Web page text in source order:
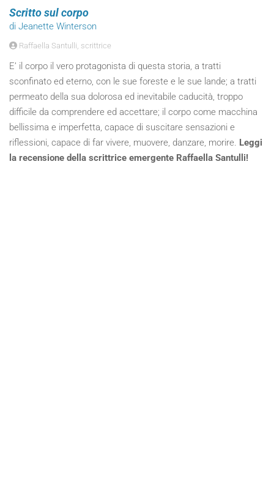
Scritto sul corpo
di Jeanette Winterson
Raffaella Santulli, scrittrice
E’ il corpo il vero protagonista di questa storia, a tratti
sconfinato ed eterno, con le sue foreste e le sue lande; a tratti
permeato della sua dolorosa ed inevitabile caducità, troppo
difficile da comprendere ed accettare; il corpo come macchina
bellissima e imperfetta, capace di suscitare sensazioni e
riflessioni, capace di far vivere, muovere, danzare, morire. Leggi
la recensione della scrittrice emergente Raffaella Santulli!